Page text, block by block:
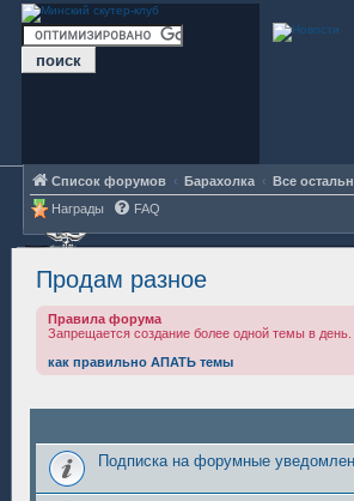
Список форумов Барахолка Все
Награды
FAQ
Продам разное
Правила форума
Запрещается создание более одной темы в день.
как правильно АПАТЬ темы
Подписка на форумные